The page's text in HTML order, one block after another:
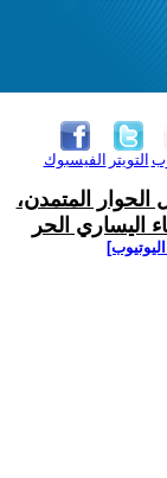
الفيسبوك التويتر
الحوار المتمدن،
اليساري الحر